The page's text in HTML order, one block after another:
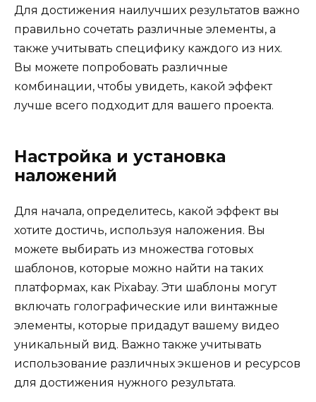
Для достижения наилучших результатов важно
правильно сочетать различные элементы, а
также учитывать специфику каждого из них.
Вы можете попробовать различные
комбинации, чтобы увидеть, какой эффект
лучше всего подходит для вашего проекта.
Настройка и установка
наложений
Для начала, определитесь, какой эффект вы
хотите достичь, используя наложения. Вы
можете выбирать из множества готовых
шаблонов, которые можно найти на таких
платформах, как Pixabay. Эти шаблоны могут
включать голографические или винтажные
элементы, которые придадут вашему видео
уникальный вид. Важно также учитывать
использование различных экшенов и ресурсов
для достижения нужного результата.